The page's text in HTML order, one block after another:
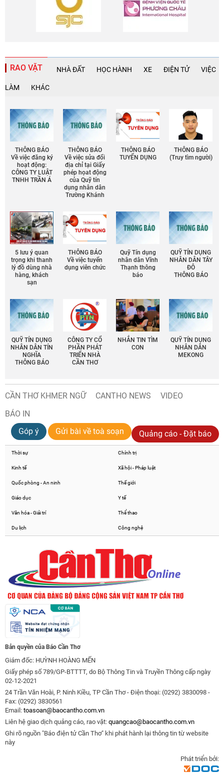
RAO VẶT NHÀ ĐẤT HỌC HÀNH XE ĐIỆN TỬ VIỆC
LÀM KHÁC
THÔNG BÁO
Về việc đăng ký
hoạt động:
CÔNG TY LUẬT
TNHH TRẦN Á
THÔNG BÁO
Về việc sửa đổi
địa chỉ tại Giấy
phép họat động
của Quỹ tín
dụng nhân dân
Trường Khánh
THÔNG BÁO
TUYỂN DỤNG
THÔNG BÁO
(Truy tìm người)
5 lưu ý quan
trọng khi thanh
lý đồ dùng nhà
hàng, khách
sạn
THÔNG BÁO
Về việc tuyển
dụng viên chức
Quỹ Tín dụng
nhân dân Vĩnh
Thạnh thông
báo
QUỸ TÍN DỤNG
NHÂN DÂN TÂY
ĐÔ
THÔNG BÁO
QUỸ TÍN DỤNG
NHÂN DÂN TÍN
NGHĨA
THÔNG BÁO
CÔNG TY CỔ
PHẦN PHÁT
TRIỂN NHÀ
CẦN THƠ
NHẮN TIN TÌM
CON
QUỸ TÍN DỤNG
NHÂN DÂN
MEKONG
CẦN THƠ KHMER NGỮ CANTHO NEWS
VIDEO
BÁO IN
Góp ý
Gửi bài về toà soạn Quảng cáo - Đặt báo
Thời sự Chính trị
Kinh tế Xã hội - Pháp luật
Quốc phòng - An ninh Thế giới
Giáo dục Y tế
Văn hóa - Giải trí Thể thao
Du lịch Công nghệ
Bản quyền của Báo Cần Thơ
Giám đốc: HUỲNH HOÀNG MẾN
Giấy phép số 789/GP-BTTTT, do Bộ Thông Tin và Truyền Thông cấp ngày
02-12-2021
24 Trần Văn Hoài, P. Ninh Kiều, TP Cần Thơ - Điện thoại: (0292) 3830098 -
Fax: (0292) 3830561
Email: toasoan@baocantho.com.vn
Liên hệ giao dịch quảng cáo, rao vặt: quangcao@baocantho.com.vn
Ghi rõ nguồn "Báo điện tử Cần Thơ" khi phát hành lại thông tin từ website
này
Phát triển bởi: